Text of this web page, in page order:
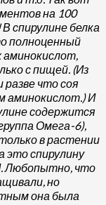
на 100
спирулине белка
полноценный
аминокислот,
с пищей. (Из
что соя
аминокислот.) И
содержится
Омега-6),
в растении
это спирулину
что
но
она была